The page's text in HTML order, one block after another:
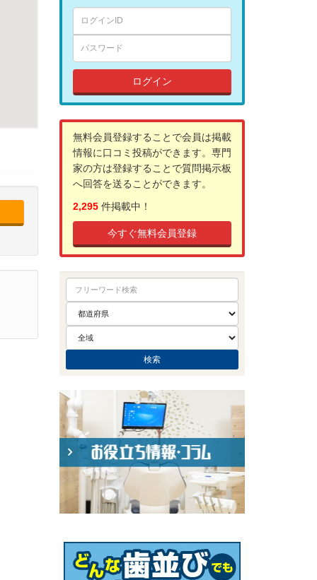
ログイン
無料会員登録することで会員は掲載
情報に口コミ投稿ができます。専門
家の方は登録することで質問掲示板
へ回答を送ることができます。
2,295件掲載中！
今すぐ無料会員登録